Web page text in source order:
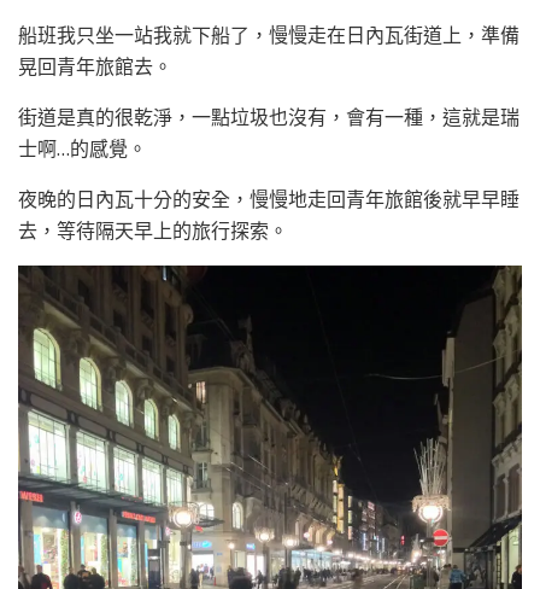
船班我只坐一站我就下船了，慢慢走在日內瓦街道上，準備
晃回青年旅館去。
街道是真的很乾淨，一點垃圾也沒有，會有一種，這就是瑞
士啊…的感覺。
夜晚的日內瓦十分的安全，慢慢地走回青年旅館後就早早睡
去，等待隔天早上的旅行探索。